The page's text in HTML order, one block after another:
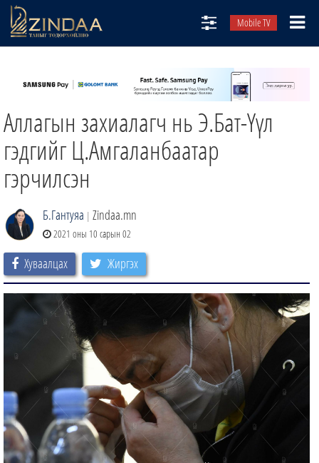
Mobile TV
ТВ8
ӨГЛӨӨНИЙ СОНИН
АУДИО ЗОХИОЛ
ЗИНДАА СЭТГҮҮЛ
Аллагын захиалагч нь Э.Бат-Үүл
гэдгийг Ц.Амгаланбаатар
гэрчилсэн
Б.Гантуяа | Zindaa.mn
2021 оны 10 сарын 02
Хуваалцах Жиргэх